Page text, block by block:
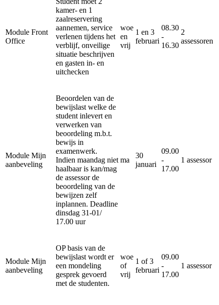
Module Front
Office
kamer- en 1
zaalreservering
aannemen, service
verlenen tijdens het
verblijf, onveilige
situatie beschrijven
en gasten in- en
uitchecken
woe
en
vrij
1 en 3
februari
08.30
-
16.30
2
assessoren
Module Mijn
aanbeveling
Beoordelen van de
bewijslast welke de
student inlevert en
verwerken van
beoordeling m.b.t.
bewijs in
examenwerk.
Indien maandag niet
haalbaar is kan/mag
de assessor de
beoordeling van de
bewijzen zelf
inplannen. Deadline
dinsdag 31-01/
17.00 uur
ma
30
januari
09.00
-
17.00
1 assessor
Module Mijn
aanbeveling
OP basis van de
bewijslast wordt er
een mondeling
gesprek gevoerd
met de studenten.
woe
of
vrij
1 of 3
februari
09.00
-
17.00
1 assessor